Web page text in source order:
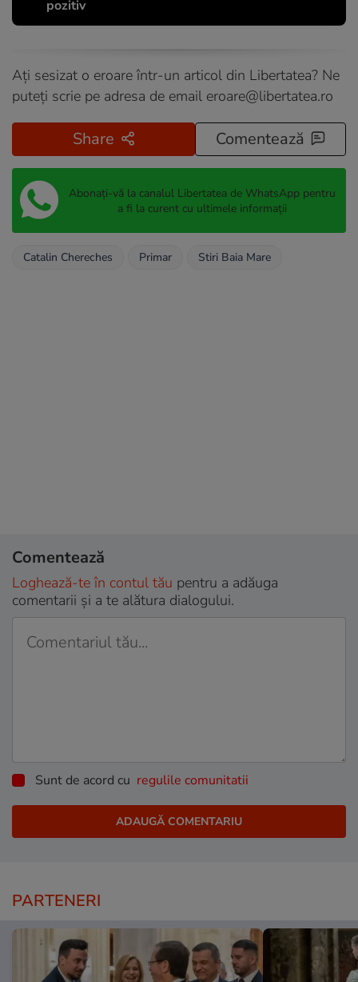
pozitiv
Ați sesizat o eroare într-un articol din Libertatea? Ne
puteți scrie pe adresa de email eroare@libertatea.ro
Share Comentează
Abonați-vă la canalul Libertatea de WhatsApp pentru
a fi la curent cu ultimele informații
Catalin Chereches Primar Stiri Baia Mare
Comentează
Loghează-te în contul tău pentru a adăuga
comentarii și a te alătura dialogului.
Sunt de acord cu regulile comunitatii
PARTENERI